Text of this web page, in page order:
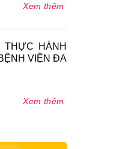
Xem thêm
HÀNH
VIỆN ĐA
Xem thêm